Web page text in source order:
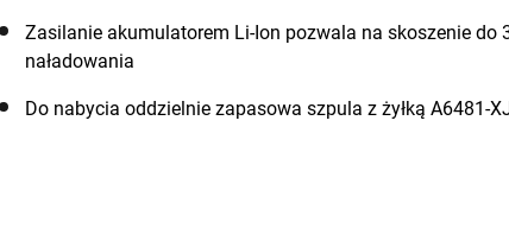
Zasilanie akumulatorem Li-Ion pozwala na skoszenie do
naładowania
Do nabycia oddzielnie zapasowa szpula z żyłką A6481-